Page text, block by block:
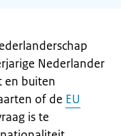
Nederlander
en buiten
of de EU
is te